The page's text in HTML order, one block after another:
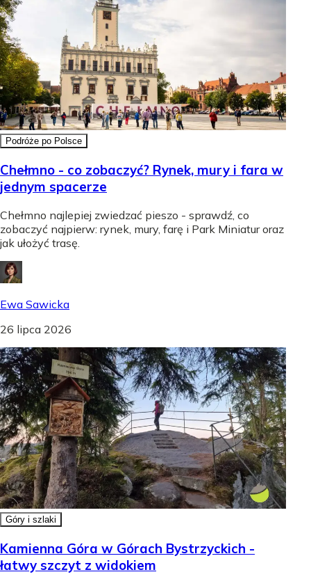
Podróże po Polsce
Chełmno - co zobaczyć? Rynek, mury i fara w
jednym spacerze
Chełmno najlepiej zwiedzać pieszo - sprawdź, co
zobaczyć najpierw: rynek, mury, farę i Park Miniatur oraz
jak ułożyć trasę.
Ewa Sawicka
26 lipca 2026
Góry i szlaki
Kamienna Góra w Górach Bystrzyckich -
łatwy szczyt z widokiem